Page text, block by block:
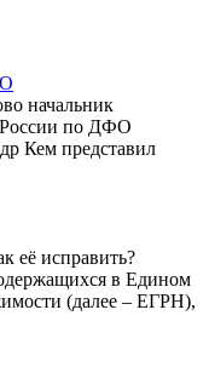
начальник
по ДФО
Кем представил
её исправить?
в Едином
(далее – ЕГРН),